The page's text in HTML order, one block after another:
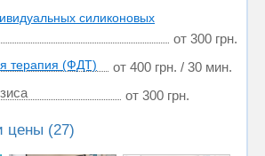
силиконовых
от 300 грн.
терапия (ФДТ)
от 400 грн. / 30 мин.
от 300 грн.
цены (27)